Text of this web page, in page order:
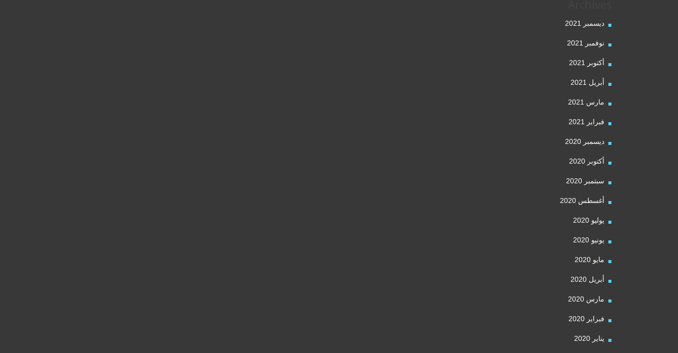
ديسمبر 2021
نوفمبر 2021
أكتوبر 2021
أبريل 2021
مارس 2021
فبراير 2021
ديسمبر 2020
أكتوبر 2020
سبتمبر 2020
أغسطس 2020
يوليو 2020
يونيو 2020
مايو 2020
أبريل 2020
مارس 2020
فبراير 2020
يناير 2020